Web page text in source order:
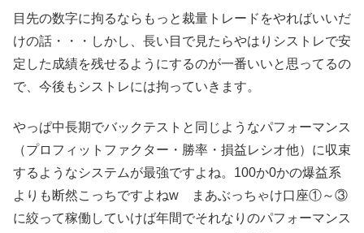
目先の数字に拘るならもっと裁量トレードをやればいいだ
けの話・・・しかし、長い目で見たらやはりシストレで安
定した成績を残せるようにするのが一番いいと思ってるの
で、今後もシストレには拘っていきます。
やっぱ中長期でバックテストと同じようなパフォーマンス
（プロフィットファクター・勝率・損益レシオ他）に収束
するようなシステムが最強ですよね。100か0かの爆益系
よりも断然こっちですよねw まあぶっちゃけ口座①～③
に絞って稼働していけば年間でそれなりのパフォーマンス